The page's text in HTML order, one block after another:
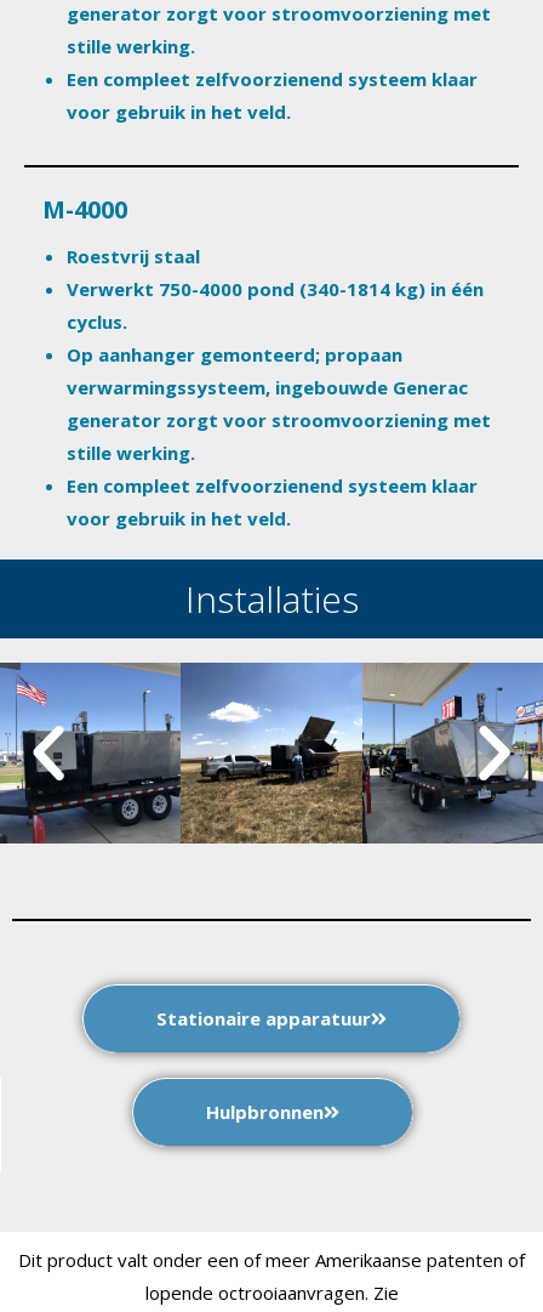
generator zorgt voor stroomvoorziening met
stille werking.
Een compleet zelfvoorzienend systeem klaar
voor gebruik in het veld.
M-4000
Roestvrij staal
Verwerkt 750-4000 pond (340-1814 kg) in één
cyclus.
Op aanhanger gemonteerd; propaan
verwarmingssysteem, ingebouwde Generac
generator zorgt voor stroomvoorziening met
stille werking.
Een compleet zelfvoorzienend systeem klaar
voor gebruik in het veld.
Installaties
Stationaire apparatuur
Hulpbronnen
Dit product valt onder een of meer Amerikaanse patenten of
lopende octrooiaanvragen. Zie